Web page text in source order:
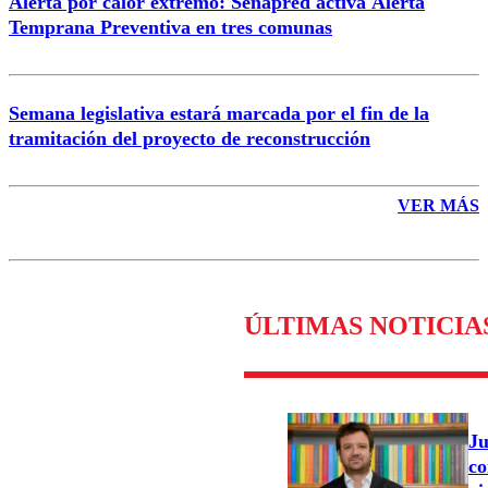
Temprana Preventiva en tres comunas
Semana legislativa estará marcada por el fin de la
tramitación del proyecto de reconstrucción
VER MÁS
ÚLTIMAS